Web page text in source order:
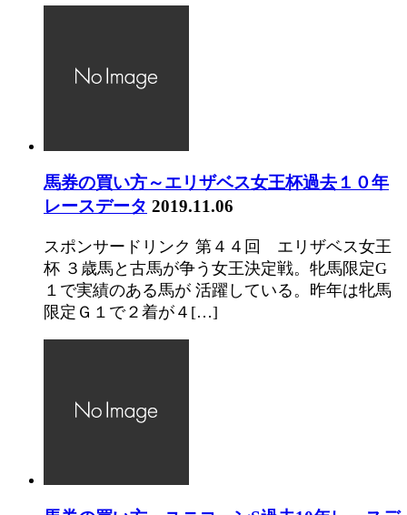
馬券の買い方～エリザベス女王杯過去１０年
レースデータ 2019.11.06
スポンサードリンク 第４４回 エリザベス女王
杯 ３歳馬と古馬が争う女王決定戦。牝馬限定G
１で実績のある馬が 活躍している。昨年は牝馬
限定Ｇ１で２着が４[…]